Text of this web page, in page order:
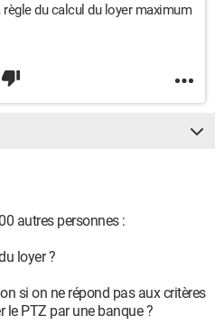
du calcul du loyer maximum
autres personnes :
loyer ?
si on ne répond pas aux critères
le PTZ par une banque ?